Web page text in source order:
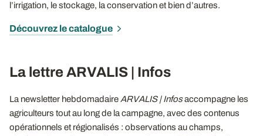
l’irrigation, le stockage, la conservation et bien d’autres.
Découvrez le catalogue
La lettre ARVALIS | Infos
La newsletter hebdomadaire ARVALIS | Infosaccompagne les
agriculteurs tout au long de la campagne, avec des contenus
opérationnels et régionalisés : observations au champs,